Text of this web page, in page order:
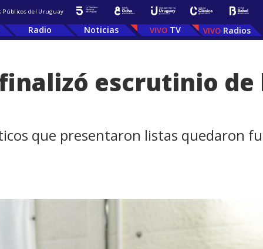
Públicos del Uruguay
Radio Noticias TV Radios
escrutinio de
que presentaron listas quedaron